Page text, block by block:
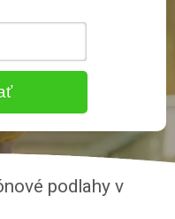
podlahy v